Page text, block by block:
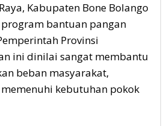
Kabupaten Bone Bolango
bantuan pangan
Provinsi
ini dinilai sangat membantu
beban masyarakat,
kebutuhan pokok